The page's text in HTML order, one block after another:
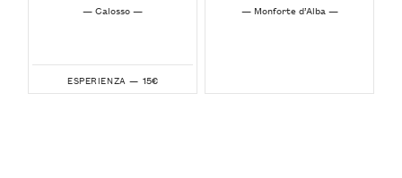
— Calosso —
ESPERIENZA — 15€
— Monforte d’Alba —